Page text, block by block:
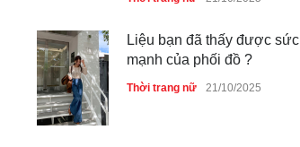
Liệu bạn đã thấy được sức
mạnh của phối đồ ?
Thời trang nữ 21/10/2025